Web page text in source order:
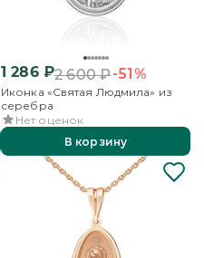
1 286₽2 600₽-51%
Иконка «Святая Людмила» из
серебра
Нет оценок
В корзину